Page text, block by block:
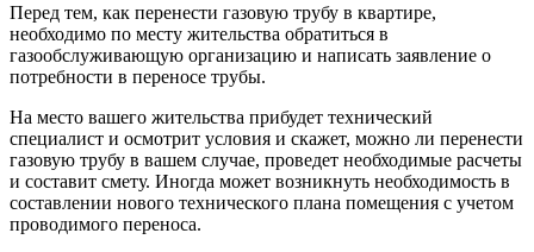
Перед тем, как перенести газовую трубу в квартире,
необходимо по месту жительства обратиться в
газообслуживающую организацию и написать заявление о
потребности в переносе трубы.
На место вашего жительства прибудет технический
специалист и осмотрит условия и скажет, можно ли перенести
газовую трубу в вашем случае, проведет необходимые расчеты
и составит смету. Иногда может возникнуть необходимость в
составлении нового технического плана помещения с учетом
проводимого переноса.